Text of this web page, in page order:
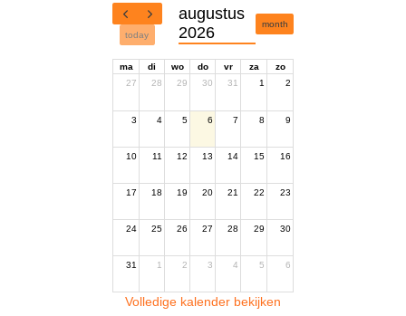
today
augustus
2026
month
ma di wo do vr za
zo
27
28 29 30 31 1 2
3 4 5 6 7 8 9
10 11 12 13 14 15 16
17 18 19 20 21 22 23
24 25 26 27 28 29 30
31 1 2 3 4 5 6
Volledige kalender bekijken